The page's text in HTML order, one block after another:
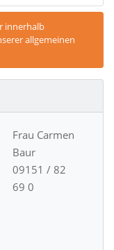
innerhalb
allgemeinen
Frau Carmen
Baur
09151 / 82
69 0